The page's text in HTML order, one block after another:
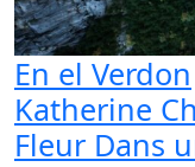
En el Verdon
Katherine
Fleur Dans